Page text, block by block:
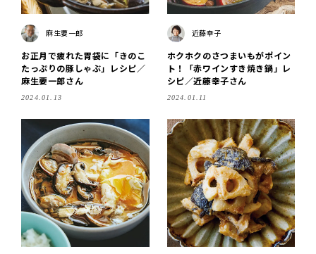
麻生要一郎
お正月で疲れた胃袋に「きのこ
たっぷりの豚しゃぶ」レシピ／
麻生要一郎さん
2024.01.13
近藤幸子
ホクホクのさつまいもがポイン
ト！「赤ワインすき焼き鍋」レ
シピ／近藤幸子さん
2024.01.11